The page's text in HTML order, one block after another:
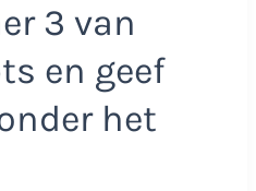
3 van
en geef
het